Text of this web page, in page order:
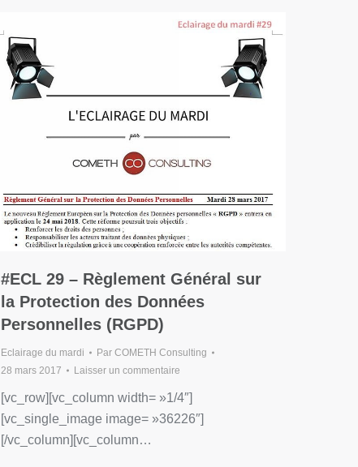
#ECL 29 – Règlement Général sur
la Protection des Données
Personnelles (RGPD)
Eclairage du mardi Par COMETH Consulting
28 mars 2017
Laisser un commentaire
[vc_row][vc_column width= »1/4″]
[vc_single_image image= »36226″]
[/vc_column][vc_column…